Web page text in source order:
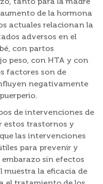
de la hormona
actuales relacionan la
adversos en el
con partos
peso, con HTA y con
factores son de
negativamente
de intervenciones de
estos trastornos y
las intervenciones
para prevenir y
sin efectos
muestra la eficacia de